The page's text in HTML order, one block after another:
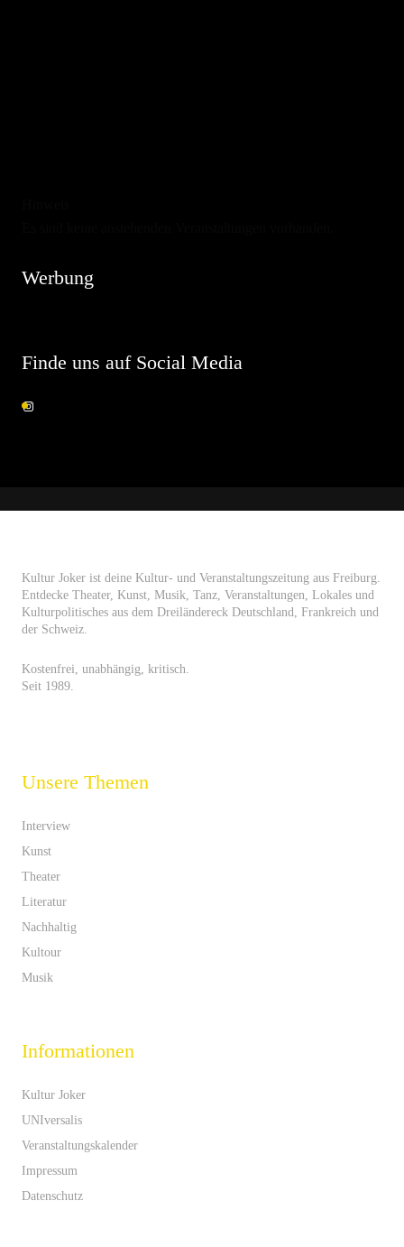
Werbung
Finde uns auf Social Media
Kultur Joker ist deine Kultur- und Veranstaltungszeitung aus Freiburg.
Entdecke Theater, Kunst, Musik, Tanz, Veranstaltungen, Lokales und
Kulturpolitisches aus dem Dreiländereck Deutschland, Frankreich und
der Schweiz.
Kostenfrei, unabhängig, kritisch.
Seit 1989.
Unsere Themen
Interview
Kunst
Theater
Literatur
Nachhaltig
Kultour
Musik
Informationen
Kultur Joker
UNIversalis
Veranstaltungskalender
Impressum
Datenschutz